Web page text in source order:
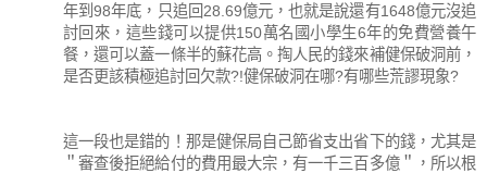
年到98年底，只追回28.69億元，也就是說還有1648億元沒追
討回來，這些錢可以提供150萬名國小學生6年的免費營養午
餐，還可以蓋一條半的蘇花高。掏人民的錢來補健保破洞前，
是否更該積極追討回欠款?!健保破洞在哪?有哪些荒謬現象?
這一段也是錯的！那是健保局自己節省支出省下的錢，尤其是
＂審查後拒絕給付的費用最大宗，有一千三百多億＂，所以根